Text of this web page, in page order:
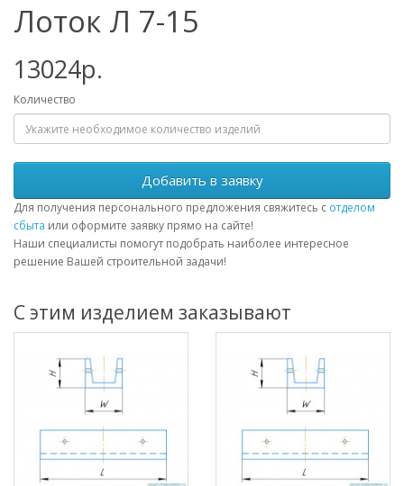
Лоток Л 7-15
13024р.
Количество
Добавить в заявку
Для получения персонального предложения свяжитесь с отделом
сбыта или оформите заявку прямо на сайте!
Наши специалисты помогут подобрать наиболее интересное
решение Вашей строительной задачи!
С этим изделием заказывают